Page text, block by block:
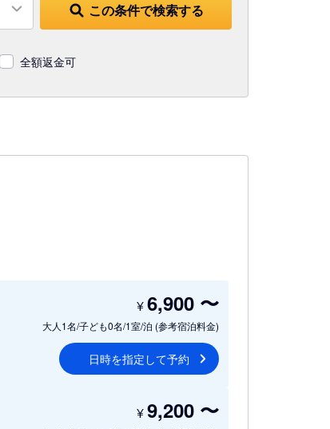
この条件で検索する
全額返金可
大人1名/子ども0名/1室/泊 (参考宿泊料金)
¥6,900 〜
日時を指定して予約
¥9,200 〜